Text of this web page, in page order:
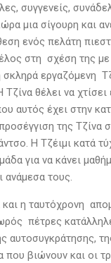
συγγενείς,
μια σίγουρη και
ενός πελάτη
στη σχέση της
εργαζόμενη
θέλει να χτίσει
αυτός έχει στην
της Τζίνα
Η Τζέιμι κατά
για να κάνει
ανάμεσα τους.
η ταυτόχρονη
πέτρες
βιώνουν και οι